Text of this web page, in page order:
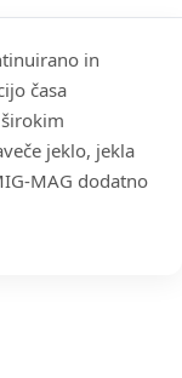
in
časa
jeklo, jekla
MAG dodatno